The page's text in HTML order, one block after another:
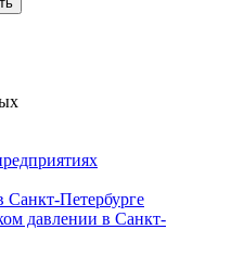
Санкт-Петербурге
давлении в Санкт-